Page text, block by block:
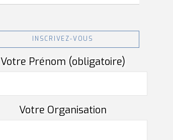
INSCRIVEZ-VOUS
Votre Prénom (obligatoire)
Votre Organisation